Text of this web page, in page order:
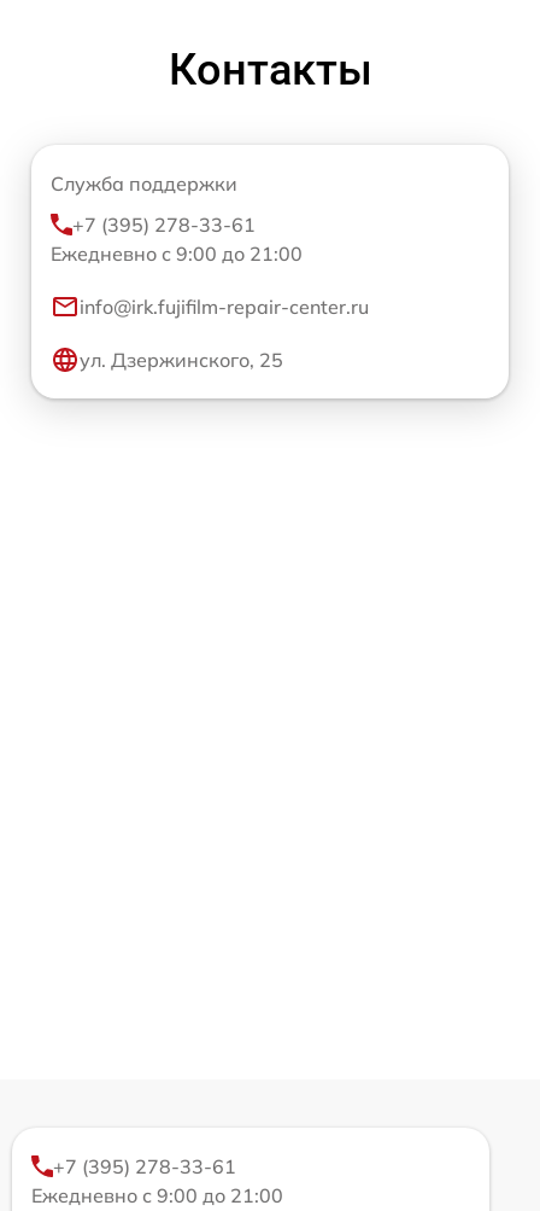
Контакты
Служба поддержки
+7 (395) 278-33-61
Ежедневно с 9:00 до 21:00
info@irk.fujifilm-repair-center.ru
ул. Дзержинского, 25
+7 (395) 278-33-61
Ежедневно с 9:00 до 21:00